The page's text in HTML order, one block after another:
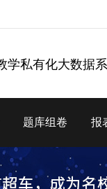
学私有化大数据
题库组卷 报